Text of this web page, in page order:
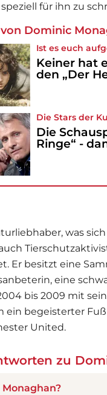
für ihn zu
Dominic
Ist es euch
Keiner hat
den „Der
Die Stars der
Die
Ringe“ -
was
Er besitzt eine
eine
bis 2009 mit
ein begeisterter
United.
zu